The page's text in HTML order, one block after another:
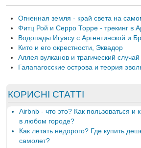
Огненная земля - край света на
Фитц Рой и Серро Торре - трекинг в
Водопады Игуасу с Аргентинской и
Кито и его окрестности, Эквадор
Аллея вулканов и трагический
Галапагосские острова и теория
КОРИСНІ СТАТТІ
Airbnb - что это? Как пользоваться и
в любом городе?
Как летать недорого? Где купить
самолет?